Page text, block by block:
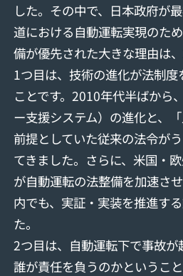
した。その中で、日本政府が
道における自動運転実現のた
備が優先された大きな理由は、
1つ目は、技術の進化が法制度
ことです。2010年代半ばから
ー支援システム）の進化と、
前提としていた従来の法令が
てきました。さらに、米国・
が自動運転の法整備を加速さ
内でも、実証・実装を推進す
た。
2つ目は、自動運転下で事故が
誰が責任を負うのかということ